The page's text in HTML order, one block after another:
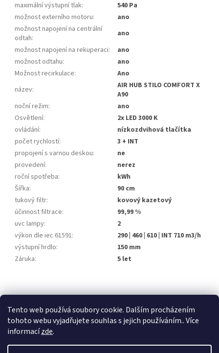
Tento web používá soubory cookie. Dalším procházením
tohoto webu vyjadřujete souhlas s jejich používáním.. Více
informacízde.
maximální výstupní tlak:
540 Pa
možnost externího motoru:
ano
možnost napojení na centrální
odtah:
ano
možnost napojení na rekuperaci:
ano
možnost odtahu:
ano
Možnost recirkulace:
Ano
název:
AIR HUB STILO COMFORT X
A90
noční režim:
ano
Osvětlení:
2x LED 3000 K
ovládání:
nízkozdvihová tlačítka
počet rychlostí:
3 + INT
propojení s varnou deskou:
ne
provedení:
nerez
roční spotřeba:
kWh
Šířka:
90 cm
tukový filtr:
kovový kazetový
účinnost filtrace:
99,99 %
uvc lampy:
2
výkon dle iec 61591:
290 | 460 | 610 | INT 710 m3/h
výstupní hrdlo:
150 mm
Záruka: 5 let
á
stavební pouzdra SCRIGNO